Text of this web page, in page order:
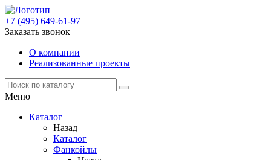
+7 (495) 649-61-97
Заказать звонок
О компании
Реализованные проекты
Меню
Каталог
Назад
Каталог
Фанкойлы